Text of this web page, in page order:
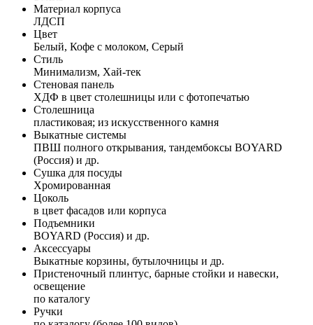
Материал корпуса
ЛДСП
Цвет
Белый, Кофе с молоком, Серый
Стиль
Минимализм, Хай-тек
Стеновая панель
ХДФ в цвет столешницы или с фотопечатью
Столешница
пластиковая; из искусственного камня
Выкатные системы
ПВШ полного открывания, тандембоксы BOYARD
(Россия) и др.
Сушка для посуды
Хромированная
Цоколь
в цвет фасадов или корпуса
Подъемники
BOYARD (Россия) и др.
Аксессуары
Выкатные корзины, бутылочницы и др.
Пристеночный плинтус, барные стойки и навески,
освещение
по каталогу
Ручки